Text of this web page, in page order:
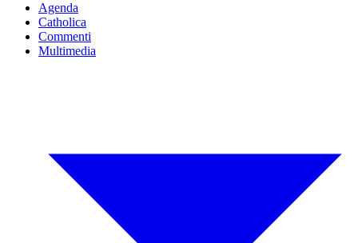
Agenda
Catholica
Commenti
Multimedia